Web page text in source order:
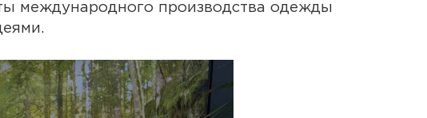
международного производства одежды